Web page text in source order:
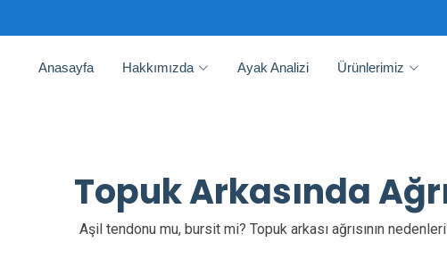
Anasayfa Hakkımızda Ayak Analizi Ürünlerimiz
Topuk Arkasında
Aşil tendonu mu, bursit mi? Topuk arkası ağrısının nedenleri